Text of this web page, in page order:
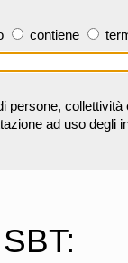
contiene
persone,
ad uso degli